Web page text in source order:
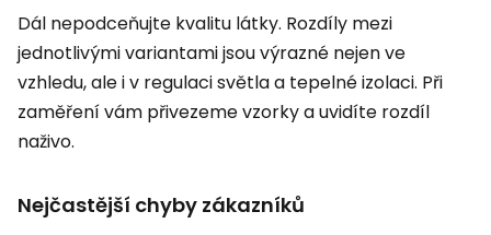
Dál nepodceňujte kvalitu látky. Rozdíly mezi
jednotlivými variantami jsou výrazné nejen ve
vzhledu, ale i v regulaci světla a tepelné izolaci. Při
zaměření vám přivezeme vzorky a uvidíte rozdíl
naživo.
Nejčastější chyby zákazníků